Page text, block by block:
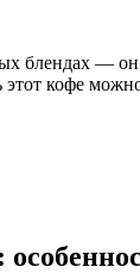
блендах — он
этот кофе